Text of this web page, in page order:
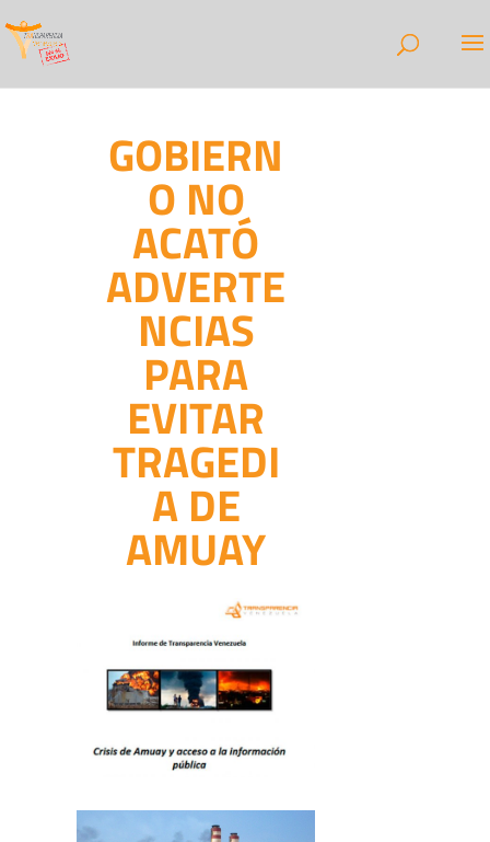
GOBIERN
O NO
ACATÓ
ADVERTE
NCIAS
PARA
EVITAR
TRAGEDI
A DE
AMUAY